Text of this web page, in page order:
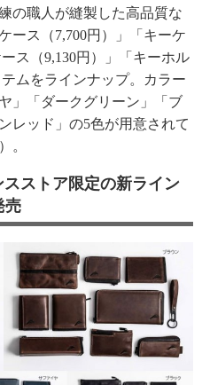
の職人が縫製した高品質な
ース（7,700円）」「キーケ
ス（9,130円）」「キーホル
ムをラインナップ。カラー
」「ダークグリーン」「ブ
レッド」の5色が用意されて
。
ストア限定の新ライン
売